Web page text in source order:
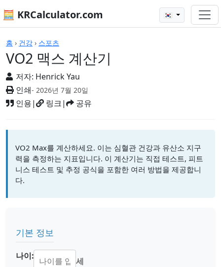
🧮 KRCalculator.com 🇰🇷
홈 › 건강 › 스포츠
VO2 맥스 계산기
저자: Henrick Yau
인쇄- 2026년 7월 20일
인용| 링크| 공유
계산기
VO2 Max를 계산하세요. 이는 심혈관 건강과 유산소 지구
력을 측정하는 지표입니다. 이 계산기는 직접 테스트, 피트
니스 테스트 및 추정 공식을 포함한 여러 방법을 제공합니
다.
기본 정보
나이: 세